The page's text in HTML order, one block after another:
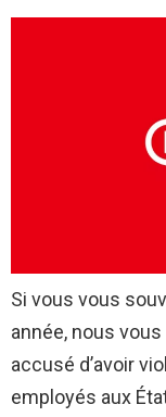
Si vous vous
année, nous
accusé d’avoir
employés aux